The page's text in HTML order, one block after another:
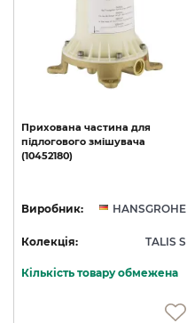
Прихована частина для
підлогового змішувача
(10452180)
Виробник: HANSGROHE
Колекція: TALIS S
Кількість товару обмежена